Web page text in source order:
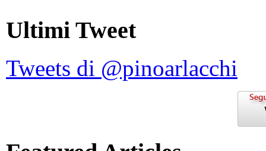
Ultimi Tweet
Tweets di @pinoarlacchi